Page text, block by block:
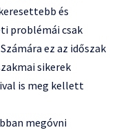
és
problémái csak
ez az időszak
sikerek
is meg kellett
megóvni